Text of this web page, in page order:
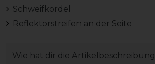
Schweifkordel
Reflektorstreifen an der Seite
Wie hat dir die Artikelbeschreibung